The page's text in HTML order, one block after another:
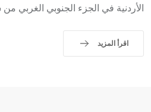
الأردنية في الجزء الجنوبي الغربي
اقرأ المزيد